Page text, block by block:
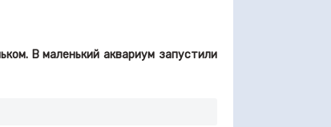
В маленький аквариум запустили